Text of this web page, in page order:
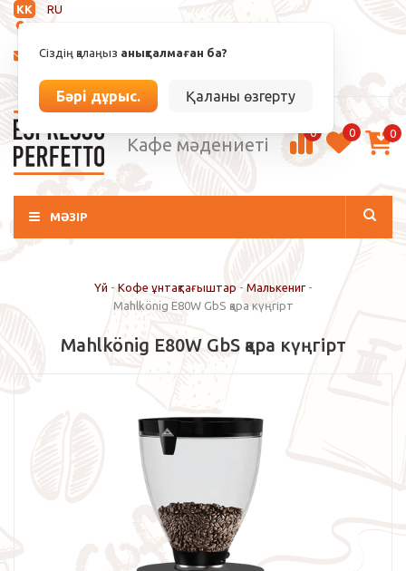
KK
RU
Сіздің қалаңыз анықталмаған ба?
Бәрі дұрыс. Қаланы өзгерту
info@espressoperfetto.kz
Кафе мәдениеті
0 0 0
МӘЗІР
Үй - Кофе ұнтақтағыштар - Малькениг-
Mahlkönig E80W GbS қара күңгірт
Mahlkönig E80W GbS қара күңгірт